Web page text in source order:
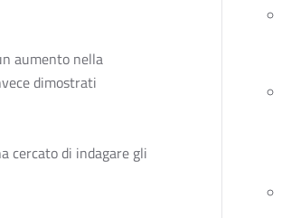
aumento nella
dimostrati
cercato di indagare gli